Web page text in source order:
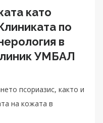
като
по
в
УМБАЛ
псориазис, както и
на кожата в